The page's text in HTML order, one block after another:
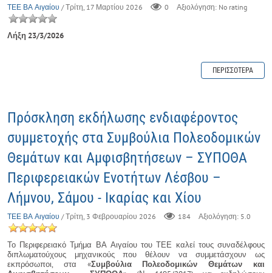
ΤΕΕ ΒΑ Αιγαίου / Τρίτη, 17 Μαρτίου 2026 0 Αξιολόγηση: No rating
Λήξη 23/3/2026
ΠΕΡΙΣΣΌΤΕΡΑ
Πρόσκληση εκδήλωσης ενδιαφέροντος
συμμετοχής στα Συμβούλια Πολεοδομικών
Θεμάτων και Αμφισβητήσεων – ΣΥΠΟΘΑ
Περιφερειακών Ενοτήτων Λέσβου –
Λήμνου, Σάμου - Ικαρίας και Χίου
ΤΕΕ ΒΑ Αιγαίου / Τρίτη, 3 Φεβρουαρίου 2026 184 Αξιολόγηση: 5.0
Το Περιφερειακό Τμήμα ΒΑ Αιγαίου του ΤΕΕ καλεί τους συναδέλφους
διπλωματούχους μηχανικούς που θέλουν να συμμετάσχουν ως
εκπρόσωποι, στα «Συμβούλια Πολεοδομικών Θεμάτων και